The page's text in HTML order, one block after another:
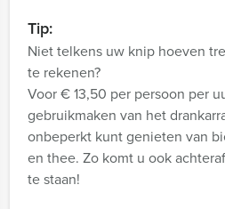
Tip:
Niet telkens uw knip hoeven
te rekenen?
Voor € 13,50 per persoon per
gebruikmaken van het
onbeperkt kunt genieten van
en thee. Zo komt u ook
te staan!